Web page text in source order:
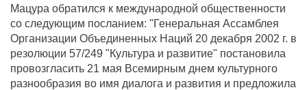
Мацура обратился к международной общественности
со следующим посланием: "Генеральная Ассамблея
Организации Объединенных Наций 20 декабря 2002 г. в
резолюции 57/249 "Культура и развитие" постановила
провозгласить 21 мая Всемирным днем культурного
разнообразия во имя диалога и развития и предложила